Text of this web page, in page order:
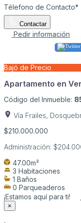
Télefono de Contacto*
Contactar
Pedir información
Bajó de Precio
Apartamento en
Código del Inmueble:
Vía Frailes,
$210.000.000
Administración:
47.00m²
3 Habitaciones
1 Baños
0 Parqueaderos
¡Estamos aquí para ti!
×